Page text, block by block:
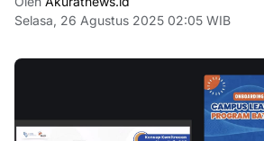
Selasa, 26 Agustus 2025 02:05 WIB